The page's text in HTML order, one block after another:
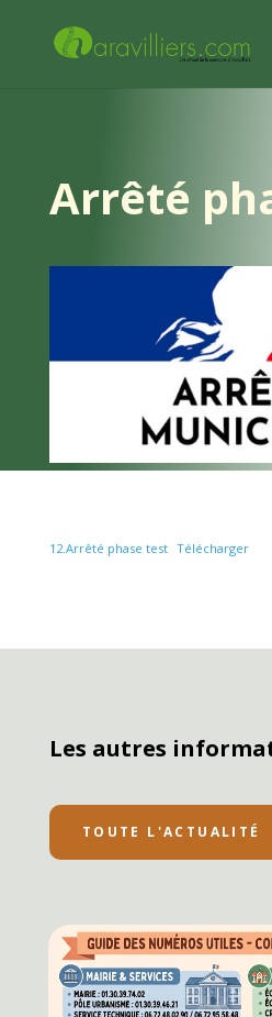
Arrêté
12.Arrêté phase test Télécharger
Les autres
TOUTE L'ACTUALITÉ